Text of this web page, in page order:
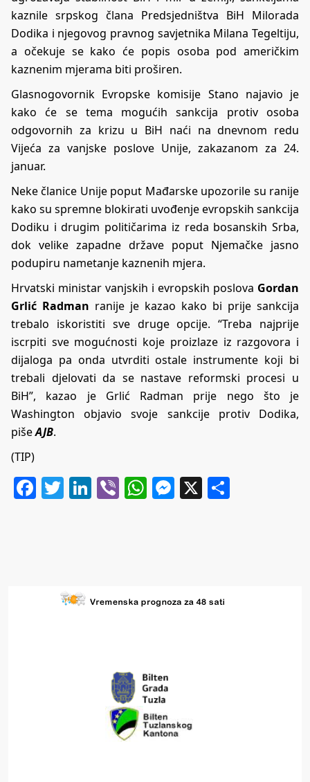
kaznile srpskog člana Predsjedništva BiH Milorada
Dodika i njegovog pravnog savjetnika Milana Tegeltiju,
a očekuje se kako će popis osoba pod američkim
kaznenim mjerama biti proširen.
Glasnogovornik Evropske komisije Stano najavio je
kako će se tema mogućih sankcija protiv osoba
odgovornih za krizu u BiH naći na dnevnom redu
Vijeća za vanjske poslove Unije, zakazanom za 24.
januar.
Neke članice Unije poput Mađarske upozorile su ranije
kako su spremne blokirati uvođenje evropskih sankcija
Dodiku i drugim političarima iz reda bosanskih Srba,
dok velike zapadne države poput Njemačke jasno
podupiru nametanje kaznenih mjera.
Hrvatski ministar vanjskih i evropskih poslova Gordan
Grlić Radman ranije je kazao kako bi prije sankcija
trebalo iskoristiti sve druge opcije. “Treba najprije
iscrpiti sve mogućnosti koje proizlaze iz razgovora i
dijaloga pa onda utvrditi ostale instrumente koji bi
trebali djelovati da se nastave reformski procesi u
BiH”, kazao je Grlić Radman prije nego što je
Washington objavio svoje sankcije protiv Dodika,
pišeAJB.
(TIP)
Facebook
Twitter
LinkedIn
ViberWhatsApp
Messenger
X